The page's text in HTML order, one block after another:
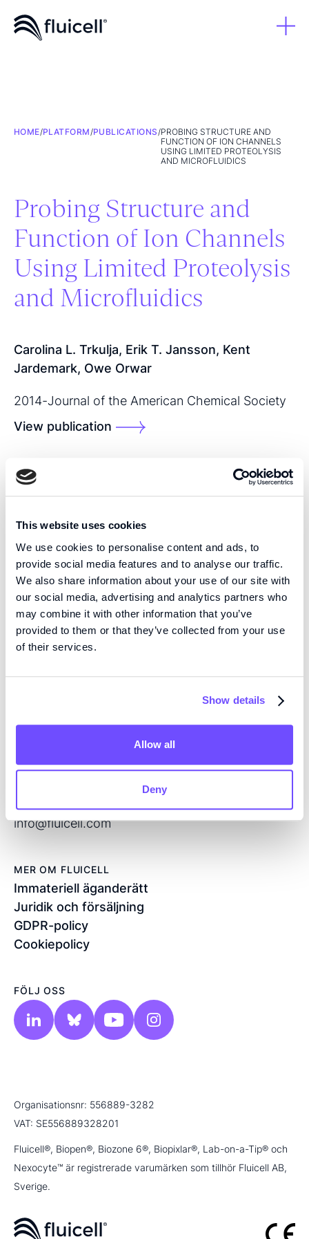
This website uses cookies
We use cookies to personalise content and ads, to
provide social media features and to analyse our traffic.
We also share information about your use of our site with
our social media, advertising and analytics partners who
may combine it with other information that you’ve
provided to them or that they’ve collected from your use
of their services.
Show details
Allow all
Deny
HOME/PLATFORM/PUBLICATIONS/PROBING STRUCTURE AND
FUNCTION OF ION CHANNELS
USING LIMITED PROTEOLYSIS
AND MICROFLUIDICS
Probing Structure and
Function of Ion Channels
Using Limited Proteolysis
and Microfluidics
Carolina L. Trkulja, Erik T. Jansson, Kent
Jardemark, Owe Orwar
2014-Journal of the American Chemical Society
View publication
SHARE THIS PUBLICATION:
KOMPETENS
Vi är pionjärer inom vävnadsteknik med hög precision
och mikrofluidik med öppen volym, och utvecklar
KONTAKT
SE — 431 37 Mölndal
+46 76 208 33 54
info@fluicell.com
MER OM FLUICELL
Immateriell äganderätt
Juridik och försäljning
GDPR-policy
Cookiepolicy
FÖLJ OSS
Organisationsnr: 556889-3282
VAT: SE556889328201
Fluicell®, Biopen®, Biozone 6®, Biopixlar®, Lab-on-a-Tip® och
Nexocyte™ är registrerade varumärken som tillhör Fluicell AB,
Sverige.